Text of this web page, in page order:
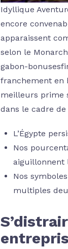
Idyllique
encore
apparaissent
selon le
gabon-
franchement en
meilleurs prime
dans le cadre
L’Égypte
Nos
aiguillonnent
Nos
multiples